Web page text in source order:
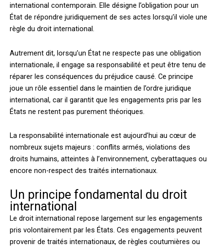
international contemporain. Elle désigne l’obligation pour un
État de répondre juridiquement de ses actes lorsqu’il viole une
règle du droit international.
Autrement dit, lorsqu’un État ne respecte pas une obligation
internationale, il engage sa responsabilité et peut être tenu de
réparer les conséquences du préjudice causé. Ce principe
joue un rôle essentiel dans le maintien de l’ordre juridique
international, car il garantit que les engagements pris par les
États ne restent pas purement théoriques.
La responsabilité internationale est aujourd’hui au cœur de
nombreux sujets majeurs : conflits armés, violations des
droits humains, atteintes à l’environnement, cyberattaques ou
encore non-respect des traités internationaux.
Un principe fondamental du droit
international
Le droit international repose largement sur les engagements
pris volontairement par les États. Ces engagements peuvent
provenir de traités internationaux, de règles coutumières ou